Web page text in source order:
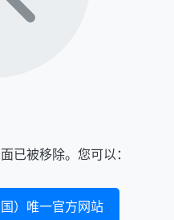
已被移除。您可以：
）唯一官方网站